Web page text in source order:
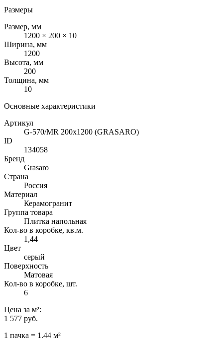
Размеры
Размер, мм
1200 × 200 × 10
Ширина, мм
1200
Высота, мм
200
Толщина, мм
10
Основные характеристики
Артикул
G-570/MR 200x1200 (GRASARO)
ID
134058
Бренд
Grasaro
Страна
Россия
Материал
Керамогранит
Группа товара
Плитка напольная
Кол-во в коробке, кв.м.
1,44
Цвет
серый
Поверхность
Матовая
Кол-во в коробке, шт.
6
Цена за м²:
1 577 руб.
1 пачка = 1.44 м²